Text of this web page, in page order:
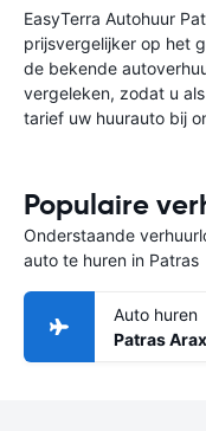
EasyTerra Autohuur
prijsvergelijker op het
de bekende
vergeleken, zodat u
tarief uw huurauto bij
Populaire
Onderstaande
auto te huren in Patras
Auto huren
Patras